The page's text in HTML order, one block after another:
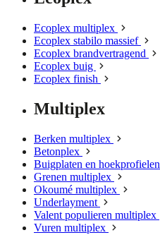
Ecoplex multiplex
Ecoplex stabilo massief
Ecoplex brandvertragend
Ecoplex buig
Ecoplex finish
Multiplex
Berken multiplex
Betonplex
Buigplaten en hoekprofielen
Grenen multiplex
Okoumé multiplex
Underlayment
Valent populieren multiplex
Vuren multiplex